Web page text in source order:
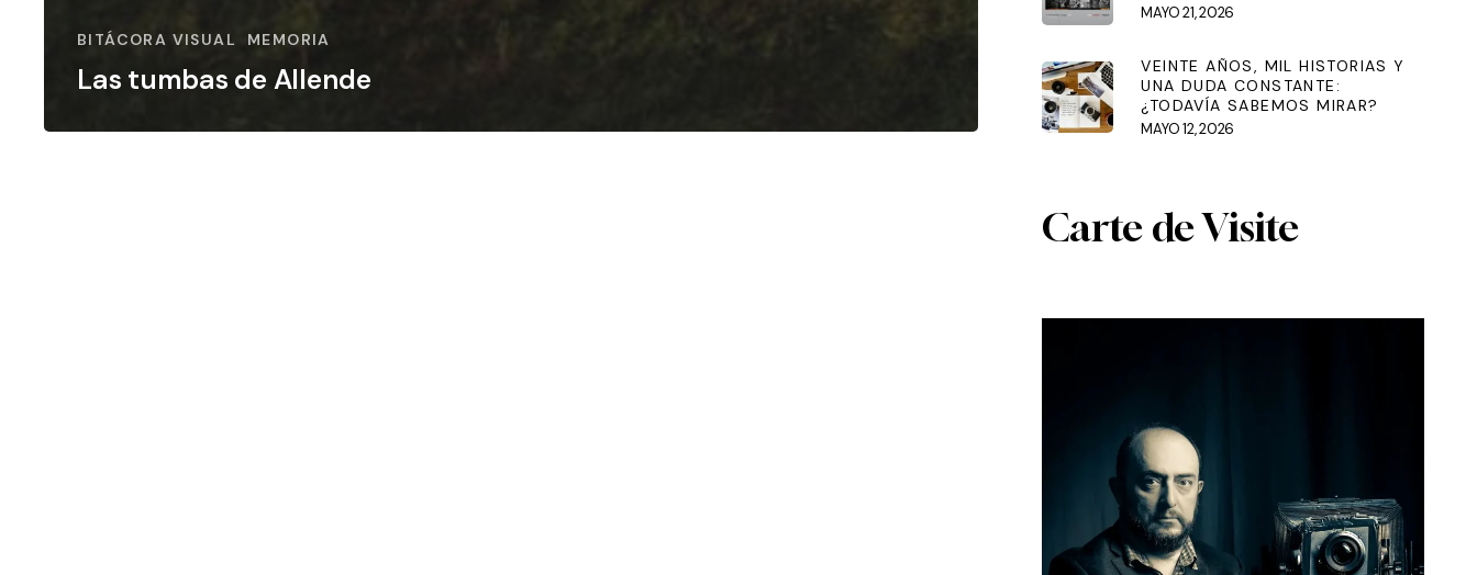
BITÁCORA VISUAL MEMORIA
Las tumbas de Allende
MAYO 21, 2026
VEINTE AÑOS, MIL HISTORIAS Y
UNA DUDA CONSTANTE:
¿TODAVÍA SABEMOS MIRAR?
MAYO 12, 2026
Carte de Visite